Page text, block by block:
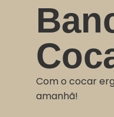
Com o cocar
amanhã!